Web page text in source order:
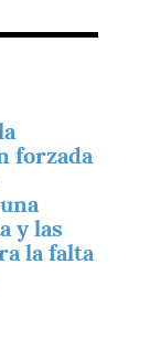
forzada
y las
la falta